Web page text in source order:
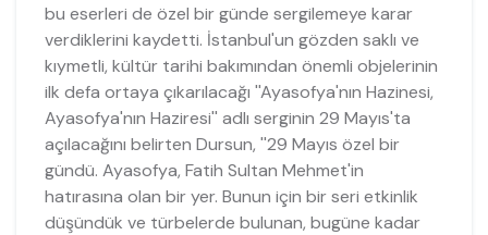
bu eserleri de özel bir günde sergilemeye karar
verdiklerini kaydetti. İstanbul'un gözden saklı ve
kıymetli, kültür tarihi bakımından önemli objelerinin
ilk defa ortaya çıkarılacağı ''Ayasofya'nın Hazinesi,
Ayasofya'nın Haziresi'' adlı serginin 29 Mayıs'ta
açılacağını belirten Dursun, ''29 Mayıs özel bir
gündü. Ayasofya, Fatih Sultan Mehmet'in
hatırasına olan bir yer. Bunun için bir seri etkinlik
düşündük ve türbelerde bulunan, bugüne kadar